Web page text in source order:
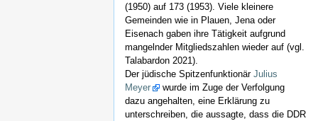
(1950) auf 173 (1953). Viele kleinere
Gemeinden wie in Plauen, Jena oder
Eisenach gaben ihre Tätigkeit aufgrund
mangelnder Mitgliedszahlen wieder auf (vgl.
Talabardon 2021).
Der jüdische Spitzenfunktionär Julius
Meyer
wurde im Zuge der Verfolgung
dazu angehalten, eine Erklärung zu
unterschreiben, die aussagte, dass die DDR